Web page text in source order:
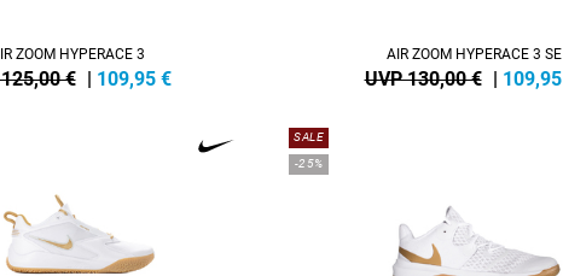
ZOOM HYPERACE 3
€ | 109,95 €
AIR ZOOM HYPERACE 3 SE
UVP 130,00 € | 109,95
SALE
-25%